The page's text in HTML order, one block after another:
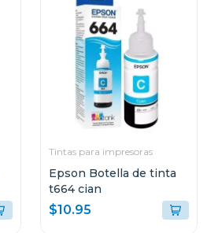
Tintas para impresoras
Epson Botella de tinta
t664 cian
$10.95